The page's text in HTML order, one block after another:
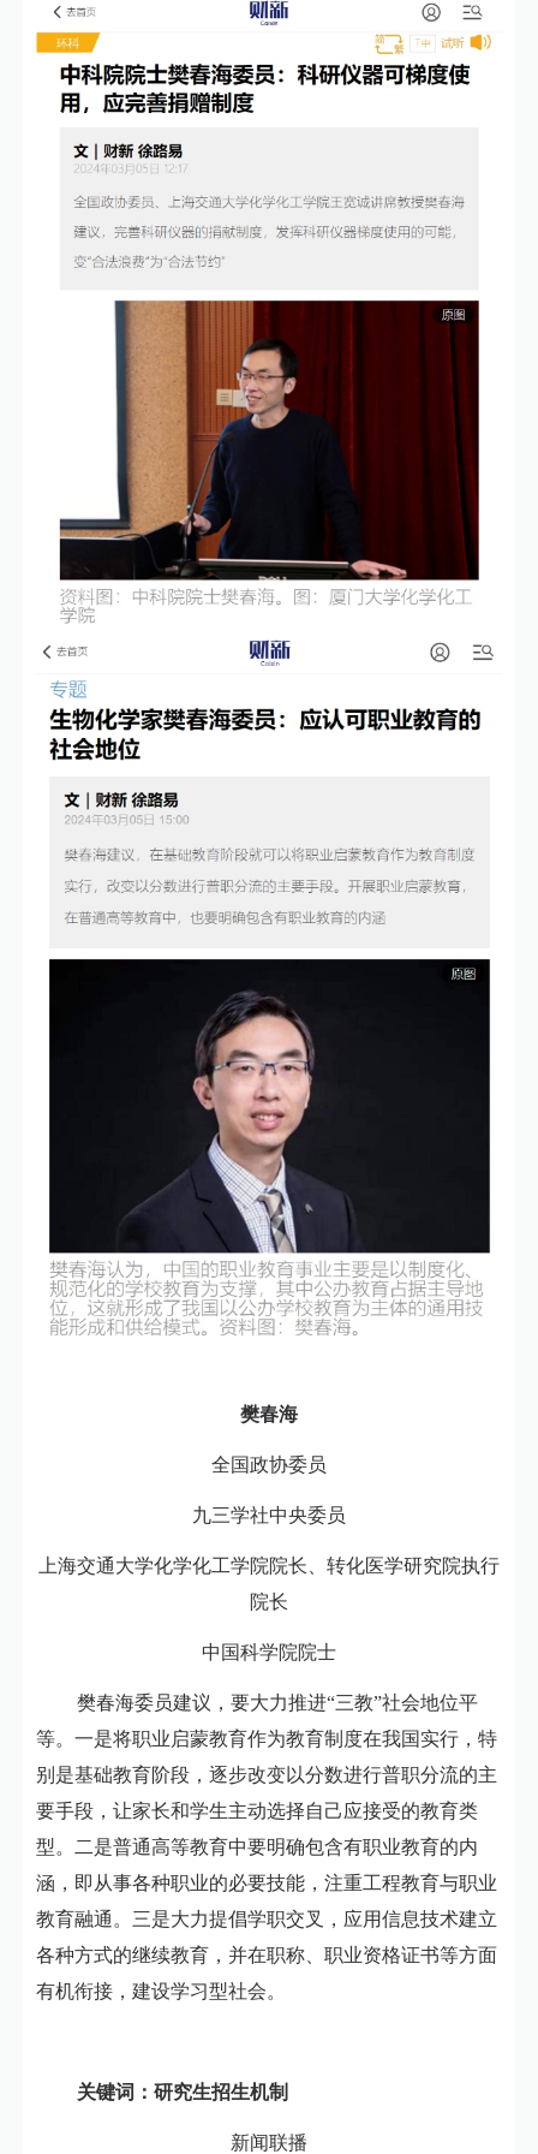
樊春海
全国政协委员
九三学社中央委员
上海交通大学化学化工学院院长、转化医学研究院执行
院长
中国科学院院士
樊春海委员建议，要大力推进“三教”社会地位平
等。一是将职业启蒙教育作为教育制度在我国实行，特
别是基础教育阶段，逐步改变以分数进行普职分流的主
要手段，让家长和学生主动选择自己应接受的教育类
型。二是普通高等教育中要明确包含有职业教育的内
涵，即从事各种职业的必要技能，注重工程教育与职业
教育融通。三是大力提倡学职交叉，应用信息技术建立
各种方式的继续教育，并在职称、职业资格证书等方面
有机衔接，建设学习型社会。
关键词：研究生招生机制
新闻联播